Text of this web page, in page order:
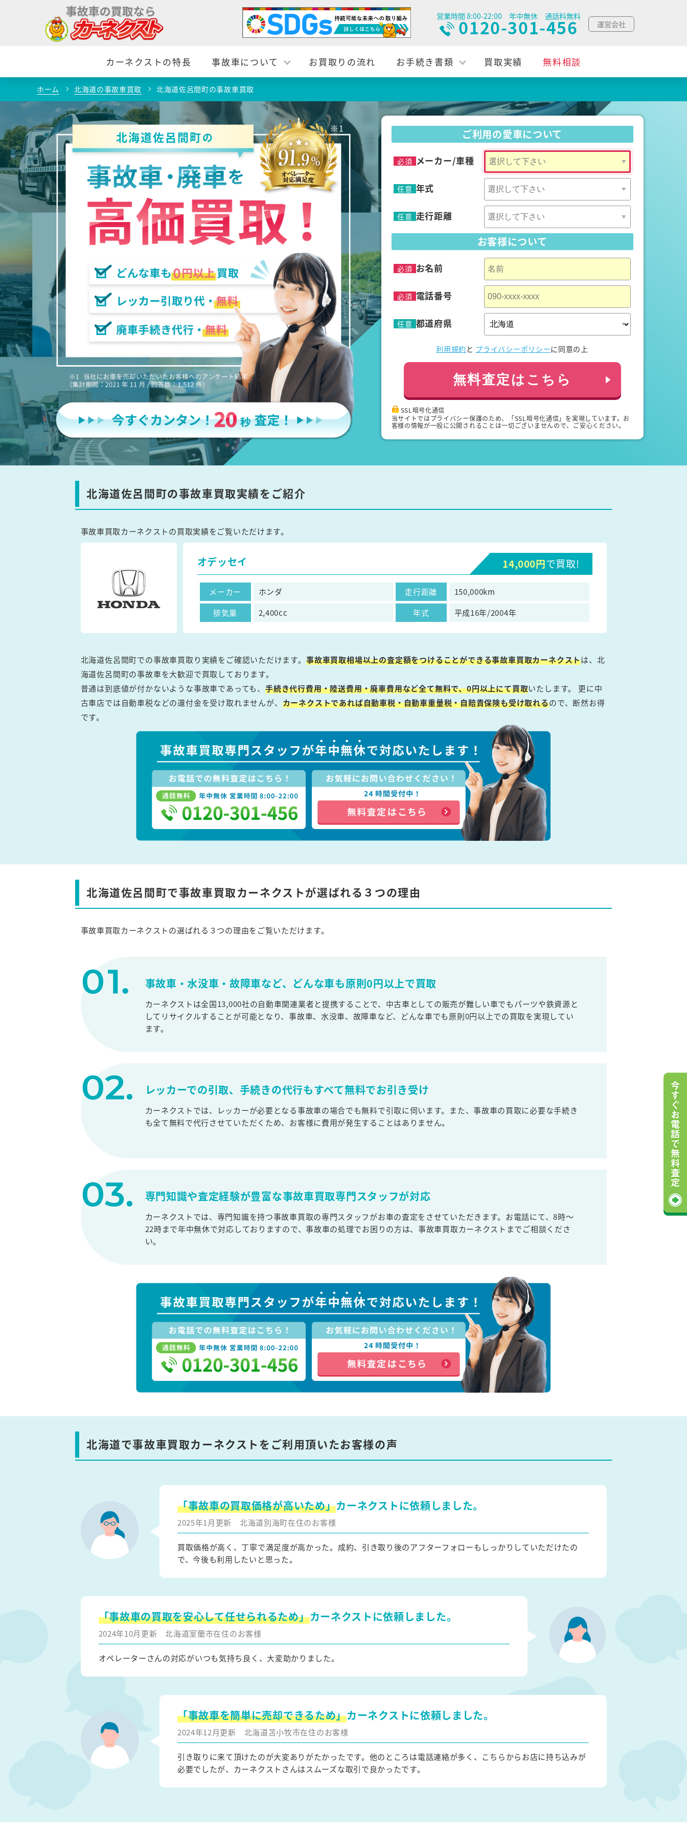
営業時間 8:00-22:00 年中無休 通話料無料
0120-301-456 運営会社
カーネクストの特長 事故車について お買取りの流れ お手続き書類 買取実績 無料相談
ホーム 北海道の事故車買取 北海道佐呂間町の事故車買取
北海道佐呂間町の ご利用の愛車について
必須 メーカー/車種
任意 年式
任意 走行距離
お客様について
必須 お名前
必須 電話番号
任意 都道府県
利用規約 と プライバシーポリシーに同意の上
無料査定はこちら
SSL暗号化通信
当サイトではプライバシー保護のため、「SSL暗号化通信」を実現しています。お
客様の情報が一般に公開されることは一切ございませんので、ご安心ください。
北海道佐呂間町の事故車買取実績をご紹介
事故車買取カーネクストの買取実績をご覧いただけます。
オデッセイ 14,000円で買取!
メーカー ホンダ 走行距離
150,000km
排気量
2,400cc 年式 平成16年/2004年
北海道佐呂間町での事故車買取り実績をご確認いただけます。 事故車買取相場以上の査定額をつけることができる事故車買取カーネクストは、北
海道佐呂間町の事故車を大歓迎で買取しております。
普通は到底値が付かないような事故車であっても、 手続き代行費用・陸送費用・廃車費用など全て無料で、0円以上にて買取いたします。 更に中
古車店では自動車税などの還付金を受け取れませんが、 カーネクストであれば自動車税・自動車重量税・自賠責保険も受け取れるので、断然お得
です。
北海道佐呂間町で事故車買取カーネクストが選ばれる３つの理由
事故車買取カーネクストの選ばれる３つの理由をご覧いただけます。
事故車・水没車・故障車など、どんな車も原則0円以上で買取
カーネクストは全国13,000社の自動車関連業者と提携することで、中古車としての販売が難しい車でもパーツや鉄資源と
してリサイクルすることが可能となり、事故車、水没車、故障車など、どんな車でも原則0円以上での買取を実現してい
ます。
レッカーでの引取、手続きの代行もすべて無料でお引き受け
カーネクストでは、レッカーが必要となる事故車の場合でも無料で引取に伺います。また、事故車の買取に必要な手続き
も全て無料で代行させていただくため、お客様に費用が発生することはありません。
専門知識や査定経験が豊富な事故車買取専門スタッフが対応
カーネクストでは、専門知識を持つ事故車買取の専門スタッフがお車の査定をさせていただきます。お電話にて、8時～
22時まで年中無休で対応しておりますので、事故車の処理でお困りの方は、事故車買取カーネクストまでご相談くださ
い。
北海道で事故車買取カーネクストをご利用頂いたお客様の声
「事故車の買取価格が高いため」カーネクストに依頼しました。
2025年1月更新 北海道別海町在住のお客様
買取価格が高く、丁寧で満足度が高かった。成約、引き取り後のアフターフォローもしっかりしていただけたの
で、今後も利用したいと思った。
「事故車の買取を安心して任せられるため」カーネクストに依頼しました。
2024年10月更新北海道室蘭市在住のお客様
オペレーターさんの対応がいつも気持ち良く、大変助かりました。
「事故車を簡単に売却できるため」カーネクストに依頼しました。
2024年12月更新 北海道苫小牧市在住のお客様
引き取りに来て頂けたのが大変ありがたかったです。他のところは電話連絡が多く、こちらからお店に持ち込みが
必要でしたが、カーネクストさんはスムーズな取引で良かったです。